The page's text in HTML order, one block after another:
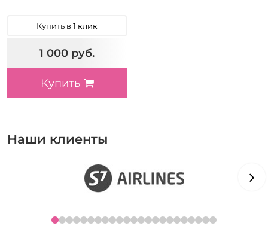
Купить в 1 клик
1 000 руб.
Купить
Наши клиенты